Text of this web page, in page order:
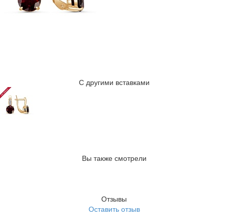
С другими вставками
Вы также смотрели
Отзывы
Оставить отзыв